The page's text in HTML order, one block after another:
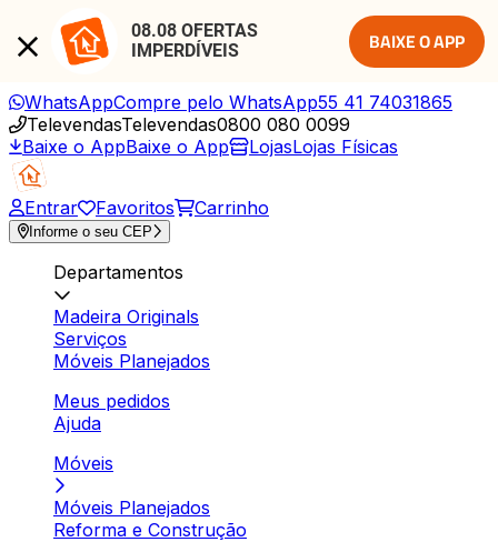
08.08 OFERTAS
IMPERDÍVEIS
BAIXE O APP
WhatsAppCompre pelo WhatsApp55 41 74031865
TelevendasTelevendas0800 080 0099
Baixe o AppBaixe o App LojasLojas Físicas
Entrar Favoritos Carrinho
Informe o seu CEP
Departamentos
Madeira Originals
Serviços
Móveis Planejados
Meus pedidos
Ajuda
Móveis
Móveis Planejados
Reforma e Construção